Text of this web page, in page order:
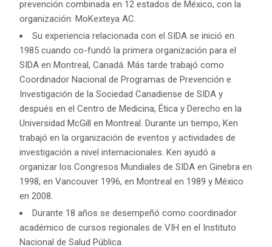
prevención combinada en 12 estados de México, con la
organización: MoKexteya AC.
Su experiencia relacionada con el SIDA se inició en
1985 cuando co-fundó la primera organización para el
SIDA en Montreal, Canadá. Más tarde trabajó como
Coordinador Nacional de Programas de Prevención e
Investigación de la Sociedad Canadiense de SIDA y
después en el Centro de Medicina, Ética y Derecho en la
Universidad McGill en Montreal. Durante un tiempo, Ken
trabajó en la organización de eventos y actividades de
investigación a nivel internacionales. Ken ayudó a
organizar los Congresos Mundiales de SIDA en Ginebra en
1998, en Vancouver 1996, en Montreal en 1989 y México
en 2008.
Durante 18 años se desempeñó como coordinador
académico de cursos regionales de VIH en el Instituto
Nacional de Salud Pública.